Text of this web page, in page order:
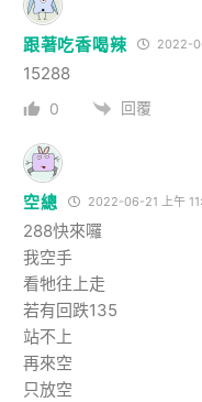
跟著吃香喝辣 2022-
15288
0 回覆
空總 2022-06-21 上午
288快來囉
我空手
看牠往上走
若有回跌135
站不上
再來空
只放空